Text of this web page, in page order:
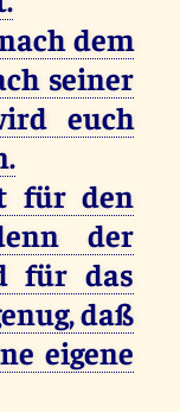
dem
seiner
euch
für den
der
für das
daß
eigene